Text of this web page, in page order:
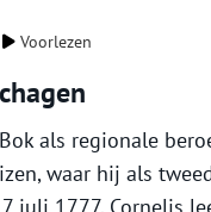
Voorlezen
als regionale
waar hij als